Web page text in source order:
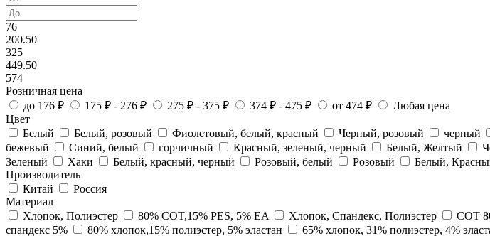
76
200.50
325
449.50
574
Розничная цена
до 176 ₽
175 ₽ - 276 ₽ 275 ₽ - 375 ₽ 374 ₽ - 475 ₽ от 474 ₽
Любая цена
Цвет
Белый
Белый, розовый Фиолетовый, белый, красный Черный, розовый черный
бежевый
Синий, белый горчичный Красный, зеленый, черный Белый, Желтый
Зеленый
Хаки Белый, красный, черный Розовый, белый Розовый Белый,
Производитель
Китай
Россия
Материал
Хлопок, Полиэстер
80% COT,15% PES, 5% EA Хлопок, Спандекс, Полиэстер COT
спандекс 5%
80% хлопок,15% полиэстер, 5% эластан 65% хлопок, 31% полиэстер, 4%